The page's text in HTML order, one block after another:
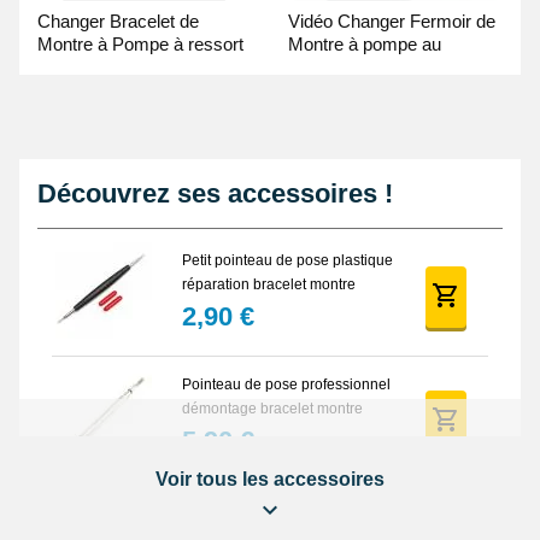
Changer Bracelet de
Montre à Pompe à ressort
Vidéo Changer Fermoir de
Montre à pompe au
Découvrez ses accessoires !
Petit pointeau de pose plastique
réparation bracelet montre
2,90 €
Pointeau de pose professionnel
démontage bracelet montre
5,90 €
Lot Outils Montre 12 pièces +
Voir tous les accessoires